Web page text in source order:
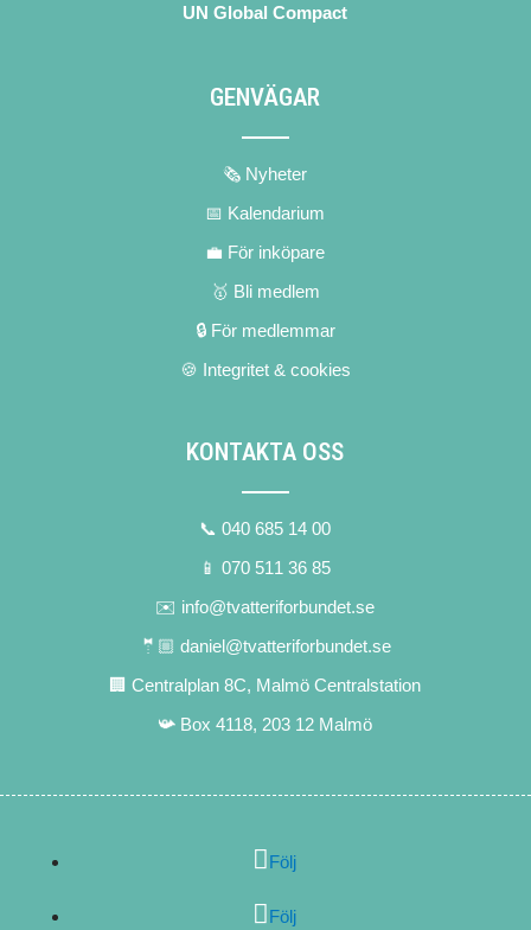
UN Global Compact
GENVÄGAR
🗞 Nyheter
📅 Kalendarium
💼 För inköpare
🥇 Bli medlem
🔒 För medlemmar
🍪 Integritet & cookies
KONTAKTA OSS
📞 040 685 14 00
📱 070 511 36 85
✉️ info@tvatteriforbundet.se
🤵🏼 daniel@tvatteriforbundet.se
🏢 Centralplan 8C, Malmö Centralstation
📯 Box 4118, 203 12 Malmö
Följ
Följ